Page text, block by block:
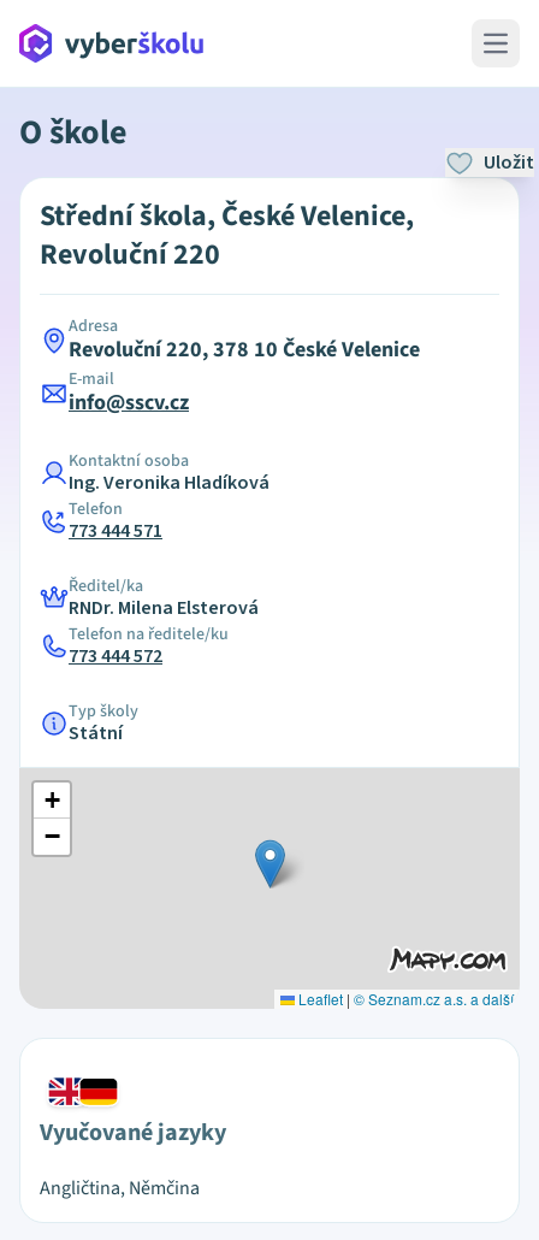
Open
O škole
Uložit
Střední škola, České Velenice,
Revoluční 220
Adresa
Revoluční 220, 378 10 České Velenice
E-mail
info@sscv.cz
Kontaktní osoba
Ing. Veronika Hladíková
Telefon
773 444 571
Ředitel/ka
RNDr. Milena Elsterová
Telefon na ředitele/ku
773 444 572
Typ školy
Státní
+
−
Leaflet | © Seznam.cz a.s. a další
Vyučované jazyky
Angličtina, Němčina